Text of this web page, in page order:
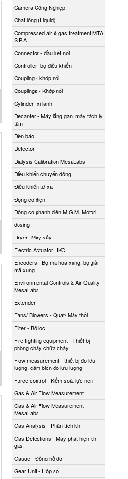
Camera Công Nghiệp
Chất lỏng (Liquid)
Compressed air & gas treatment MTA
S.P.A
Connector - đầu kết nối
Controller- bộ điều khiển
Coupling - khớp nối
Couplings - Khớp nối
Cylinder- xi lanh
Decanter - Máy lắng gạn, máy tách ly
tâm
Đèn báo
Detector
Dialysis Calibration MesaLabs
Điều khiển chuyển động
Điều khiển từ xa
Động cơ điện
Động cơ phanh điện M.G.M. Motori
dosing
Dryer- Máy sấy
Electric Actuator HKC
Encoders - Bộ mã hóa xung, bộ giải
mã xung
Environmental Controls & Air Quality
MesaLabs
Extender
Fans/ Blowers - Quạt/ Máy thổi
Filter - Bộ lọc
Fire fighting equipment - Thiết bị
phòng cháy chữa cháy
Flow measurement - thiết bị đo lưu
lượng, cảm biến đo lưu lượng
Force control - Kiểm soát lực nén
Gas & Air Flow Measurement
Gas & Air Flow Measurement
MesaLabs
Gas Analysis - Phân tích khí
Gas Detections - Máy phát hiện khí
gas
Gauge - Đồng hồ đo
Gear Unit - Hộp số